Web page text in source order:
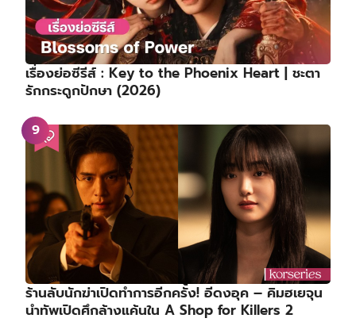
เรื่องย่อซีรีส์ : Key to the Phoenix Heart | ชะตา
รักกระดูกปักษา (2026)
ร้านลับนักฆ่าเปิดทำการอีกครั้ง! อีดงอุค – คิมฮเยจุน
นำทัพเปิดศึกล้างแค้นใน A Shop for Killers 2